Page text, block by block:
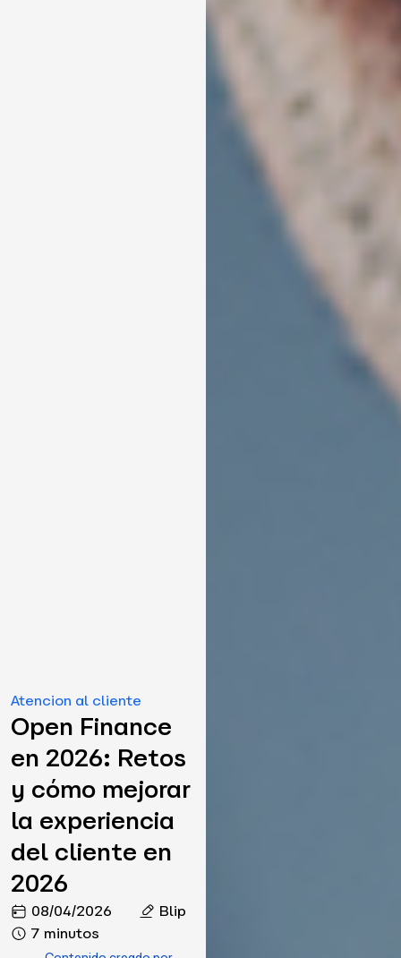
Atencion al cliente
Open Finance
en 2026: Retos
y cómo mejorar
la experiencia
del cliente en
2026
08/04/2026
Blip
7 minutos